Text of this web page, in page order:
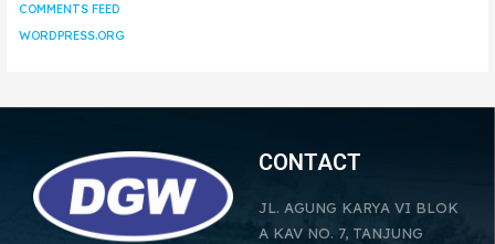
COMMENTS FEED
WORDPRESS.ORG
CONTACT
JL. AGUNG KARYA VI BLOK
A KAV NO. 7, TANJUNG